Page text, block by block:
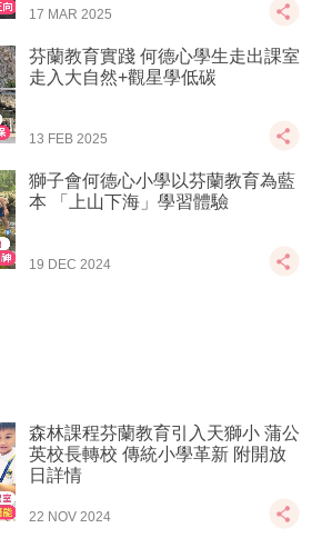
17 MAR 2025
芬蘭教育實踐 何德心學生走出課室
走入大自然+觀星學低碳
13 FEB 2025
獅子會何德心小學以芬蘭教育為藍
本 「上山下海」學習體驗
19 DEC 2024
森林課程芬蘭教育引入天獅小 蒲公
英校長轉校 傳統小學革新 附開放
日詳情
22 NOV 2024